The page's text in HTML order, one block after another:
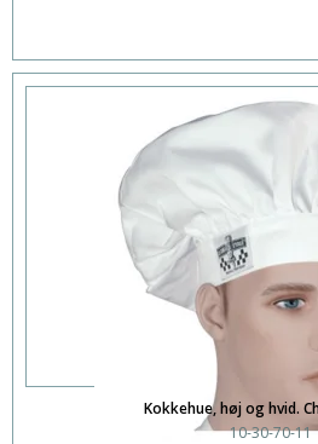
Kokkehue, høj og hvid.
10-30-70-11